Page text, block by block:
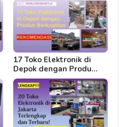
17 Toko Elektronik di
Depok dengan Produ…